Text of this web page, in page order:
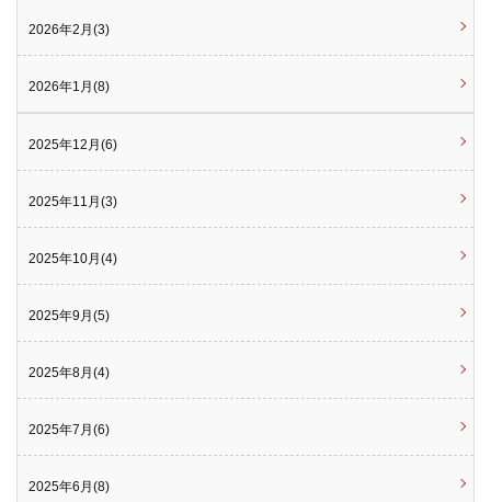
2026年2月(3)
2026年1月(8)
2025年12月(6)
2025年11月(3)
2025年10月(4)
2025年9月(5)
2025年8月(4)
2025年7月(6)
2025年6月(8)